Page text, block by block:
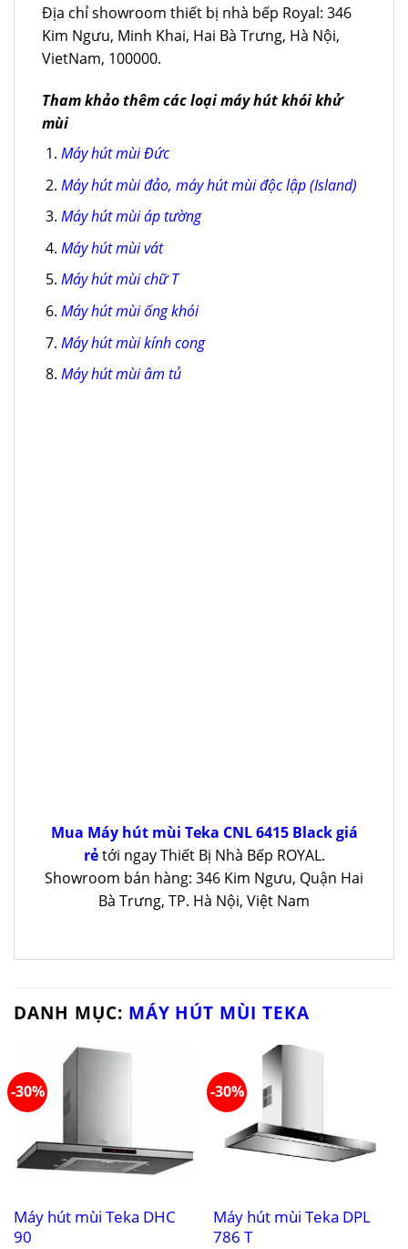
Địa chỉ showroom thiết bị nhà bếp Royal: 346
Kim Ngưu, Minh Khai, Hai Bà Trưng, Hà Nội,
VietNam, 100000.
Tham khảo thêm các loại máy hút khói khử
mùi
Máy hút mùi Đức
Máy hút mùi đảo, máy hút mùi độc lập (Island)
Máy hút mùi áp tường
Máy hút mùi vát
Máy hút mùi chữ T
Máy hút mùi ống khói
Máy hút mùi kính cong
Máy hút mùi âm tủ
Mua Máy hút mùi Teka CNL 6415 Black giá
rẻtới ngay Thiết Bị Nhà Bếp ROYAL.
Showroom bán hàng: 346 Kim Ngưu, Quận Hai
Bà Trưng, TP. Hà Nội, Việt Nam
DANH MỤC: MÁY HÚT MÙI TEKA
-30%
Máy hút mùi Teka DHC
90
-30%
Máy hút mùi Teka DPL
786 T